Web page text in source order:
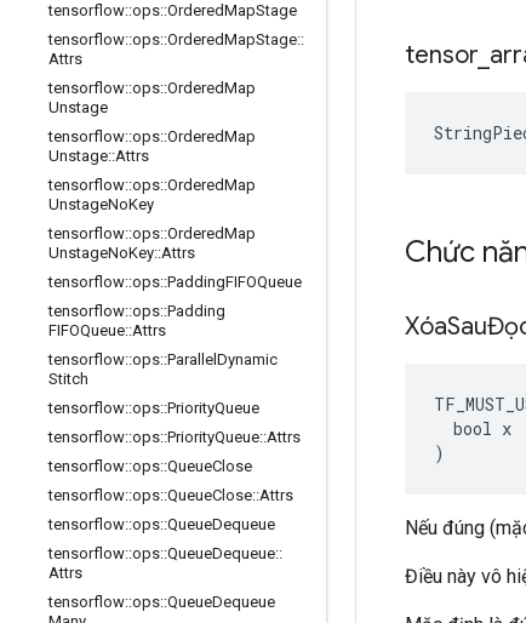
tensorflow::ops::OrderedMapStage
tensorflow::ops::OrderedMapStage::
Attrs
tensorflow::ops::OrderedMap
Unstage
tensorflow::ops::OrderedMap
Unstage::Attrs
tensorflow::ops::OrderedMap
UnstageNoKey
tensorflow::ops::OrderedMap
UnstageNoKey::Attrs
tensorflow::ops::PaddingFIFOQueue
tensorflow::ops::Padding
FIFOQueue::Attrs
tensorflow::ops::Parallel Dynamic
Stitch
tensorflow::ops::PriorityQueue
tensorflow::ops::PriorityQueue::Attrs
tensorflow::ops::QueueClose
tensorflow::ops::QueueClose::Attrs
tensorflow::ops::QueueDequeue
tensorflow::ops::QueueDequeue::
Attrs
tensorflow::ops::QueueDequeue
tensor
Chức
Xóa
  bool x
)
Nếu đúng
Điều này vô